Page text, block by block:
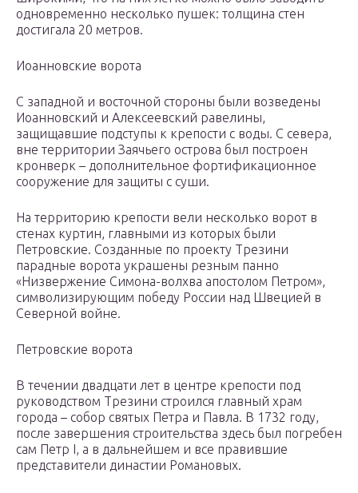
одновременно несколько пушек: толщина стен
достигала 20 метров.
Иоанновские ворота
С западной и восточной стороны были возведены
Иоанновский и Алексеевский равелины,
защищавшие подступы к крепости с воды. С севера,
вне территории Заячьего острова был построен
кронверк – дополнительное фортификационное
сооружение для защиты с суши.
На территорию крепости вели несколько ворот в
стенах куртин, главными из которых были
Петровские. Созданные по проекту Трезини
парадные ворота украшены резным панно
«Низвержение Симона-волхва апостолом Петром»,
символизирующим победу России над Швецией в
Северной войне.
Петровские ворота
В течении двадцати лет в центре крепости под
руководством Трезини строился главный храм
города – собор святых Петра и Павла. В 1732 году,
после завершения строительства здесь был погребен
сам Петр I, а в дальнейшем и все правившие
представители династии Романовых.